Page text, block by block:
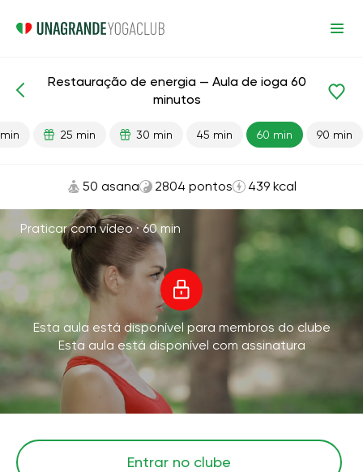
Energia
Restauração de energia — Aula de ioga 60
minutos
25 min 30 min 45 min 60 min 90 min
50 asana 2804 pontos 439 kcal
Praticar com vídeo ·60 min
Esta aula está disponível para membros do clube
Esta aula está disponível com assinatura
Entrar no clube